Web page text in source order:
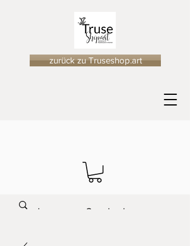
zurück zu Truseshop.art